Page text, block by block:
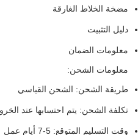
مضخة الخلاط الغارقة
دليل التثبيت
معلومات الضمان
معلومات الشحن:
طريقة الشحن: الشحن القياسي
تكلفة الشحن: يتم احتسابها عند
وقت التسليم المتوقع: 5-7 أيام عمل